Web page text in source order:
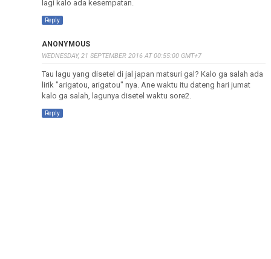
lagi kalo ada kesempatan.
Reply
ANONYMOUS
WEDNESDAY, 21 SEPTEMBER 2016 AT 00:55:00 GMT+7
Tau lagu yang disetel di jal japan matsuri gal? Kalo ga salah ada
lirik "arigatou, arigatou" nya. Ane waktu itu dateng hari jumat
kalo ga salah, lagunya disetel waktu sore2.
Reply